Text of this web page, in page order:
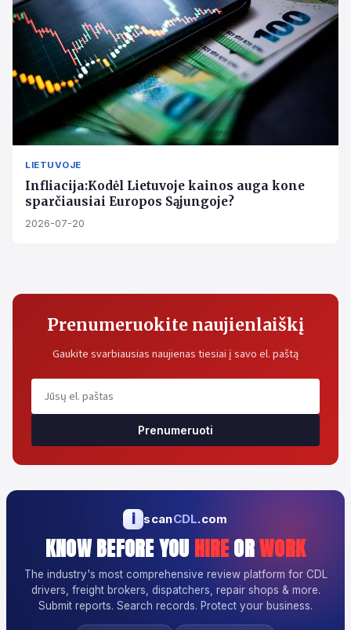
LIETUVOJE
Infliacija:Kodėl Lietuvoje kainos auga kone
sparčiausiai Europos Sąjungoje?
2026-07-20
Prenumeruokite naujienlaiškį
Gaukite svarbiausias naujienas tiesiai į savo el. paštą
Prenumeruoti
i scanCDL.com
KNOW BEFORE YOU HIREORWORK
The industry's most comprehensive review platform for CDL
drivers, freight brokers, dispatchers, repair shops & more.
Submit reports. Search records. Protect your business.